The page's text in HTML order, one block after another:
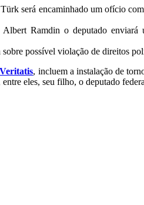
será encaminhado um ofício
Ramdin o deputado enviará
possível violação de direitos
, incluem a instalação de
eles, seu filho, o deputado